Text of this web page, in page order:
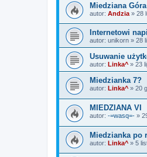
Miedziana
autor: Andzia » 28
Internetowi
autor: unikorn » 28
Usuwanie
autor: Linka^ » 23
Miedzianka 7?
autor: Linka^ » 20
MIEDZIANA VI
autor: -=wasq=- »
Miedzianka po
autor: Linka^ » 5